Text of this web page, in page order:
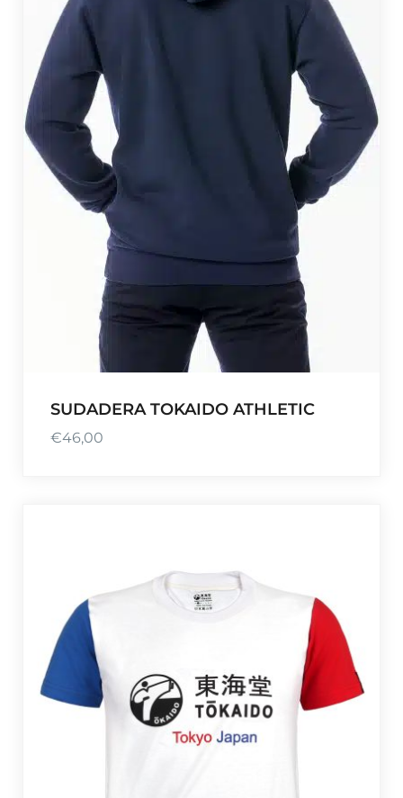
SUDADERA TOKAIDO ATHLETIC
€46,00